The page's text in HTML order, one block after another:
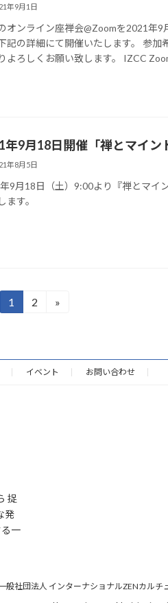
年9月1日
オンライン座禅会@Zoomを2021年9
記の詳細にて開催いたします。 参加
よろしくお願い致します。 IZCC
年9月18日開催「禅とマイン
年8月5日
9月18日（土）9:00より『禅とマイ
ます。
固
ジ
1
固
ジ
2 »
イベント お問い合わせ
捉
発
一
般社団法人 インターナショナルZENカル